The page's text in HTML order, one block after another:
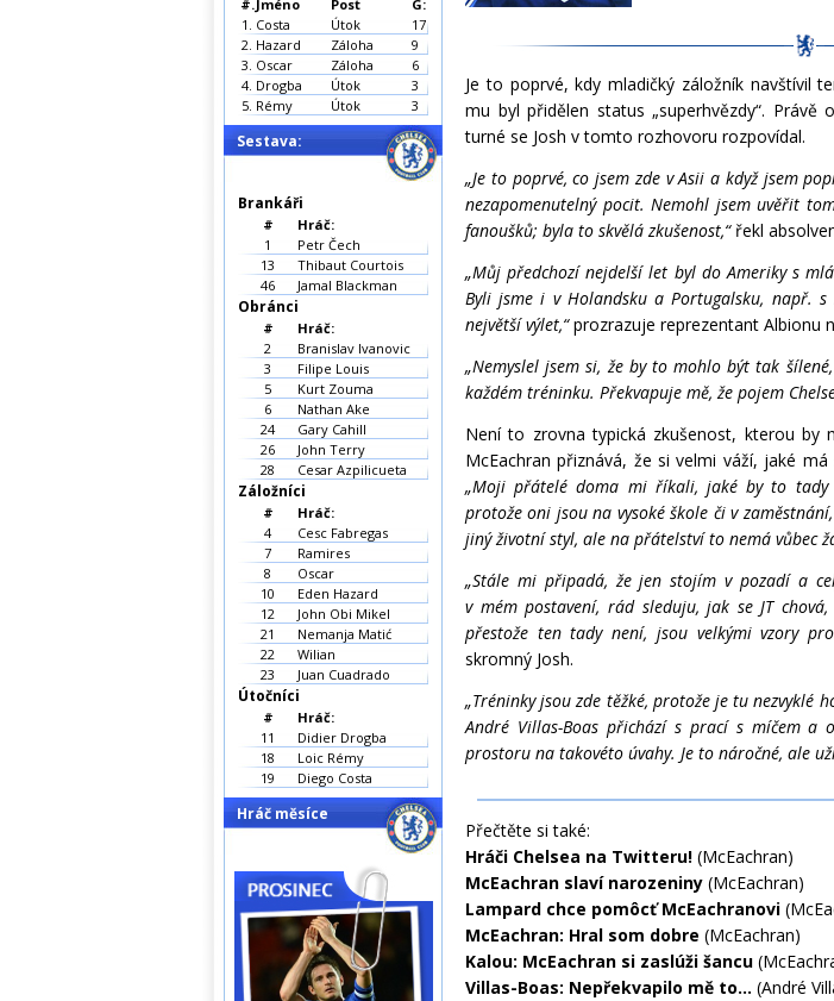
Je to poprvé, kdy mladičký záložník navštívil
mu byl přidělen status „superhvězdy“.
turné se Josh v tomto rozhovoru rozpovídal.
„Je to poprvé, co jsem zde v Asii a když jsem
nezapomenutelný pocit. Nemohl jsem uvěřit
fanoušků; byla to skvělá zkušenost,“řekl
„Můj předchozí nejdelší let byl do Ameriky s
Byli jsme i v Holandsku a Portugalsku, např.
největší výlet,“prozrazuje reprezentant Albionu
„Nemyslel jsem si, že by to mohlo být tak
každém tréninku. Překvapuje mě, že pojem
Není to zrovna typická zkušenost, kterou
McEachran přiznává, že si velmi váží, jaké
„Moji přátelé doma mi říkali, jaké by to
protože oni jsou na vysoké škole či v
jiný životní styl, ale na přátelství to nemá vůbec
„Stále mi připadá, že jen stojím v pozadí a
v mém postavení, rád sleduju, jak se JT
přestože ten tady není, jsou velkými vzory
skromný Josh.
„Tréninky jsou zde těžké, protože je tu nezvyklé
André Villas-Boas přichází s prací s míčem a
prostoru na takovéto úvahy. Je to náročné, ale
Přečtěte si také:
Hráči Chelsea na Twitteru! (McEachran)
McEachran slaví narozeniny (McEachran)
Lampard chce pomôcť McEachranovi
McEachran: Hral som dobre (McEachran)
Kalou: McEachran si zaslúži šancu
Villas-Boas: Nepřekvapilo mě to... (André
#.Jméno Post
G:
1. Costa Útok
17
2. Hazard Záloha
9
3. Oscar Záloha
6
4. Drogba Útok
3
5. Rémy Útok 3
Sestava:
Brankáři
#
Hráč:
1
Petr Čech
13
Thibaut Courtois
46
Jamal Blackman
Obránci
#
Hráč:
2
Branislav Ivanovic
3
Filipe Louis
5
Kurt Zouma
6
Nathan Ake
24
Gary Cahill
26
John Terry
28
Cesar Azpilicueta
Záložníci
#
Hráč:
4
Cesc Fabregas
7
Ramires
8
Oscar
10
Eden Hazard
12
John Obi Mikel
21
Nemanja Matić
22
Wilian
23
Juan Cuadrado
Útočníci
#
Hráč:
11
Didier Drogba
18
Loic Rémy
19
Diego Costa
Hráč měsíce